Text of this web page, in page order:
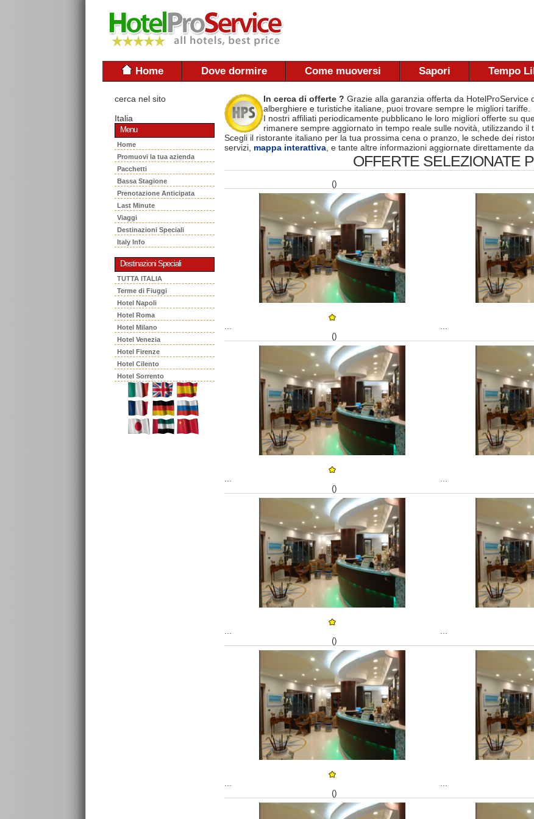
Home Dove dormire Come muoversi Sapori Tempo
cerca nel sito
Italia
Menu
Home
Promuovi la tua azienda
Pacchetti
Bassa Stagione
Prenotazione Anticipata
Last Minute
Viaggi
Destinazioni Speciali
Italy Info
Destinazioni Speciali
TUTTA ITALIA
Terme di Fiuggi
Hotel Napoli
Hotel Roma
Hotel Milano
Hotel Venezia
Hotel Firenze
Hotel Cilento
Hotel Sorrento
In cerca di offerte ? Grazie alla garanzia offerta da
alberghiere e turistiche italiane, puoi trovare sempre le migliori tariffe.
I nostri affiliati periodicamente pubblicano le loro migliori offerte su
rimanere sempre aggiornato in tempo reale sulle novità, utilizzando il
Scegli il ristorante italiano per la tua prossima cena o pranzo, le schede dei
servizi, mappa interattiva , e tante altre informazioni aggiornate direttamente
OFFERTE SELEZIONATE
()
()
()
()
()